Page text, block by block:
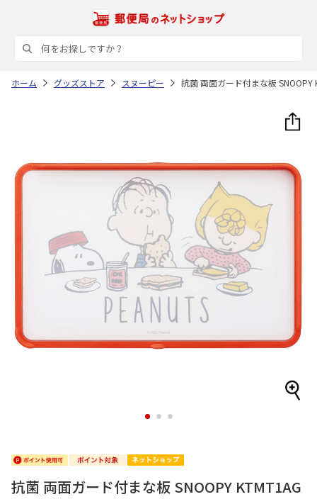
ホーム グッズストア スヌーピー 抗菌 両面ガード付まな板 SNOOPY
1 2 3
抗菌 両面ガード付まな板 SNOOPY KTMT1AG